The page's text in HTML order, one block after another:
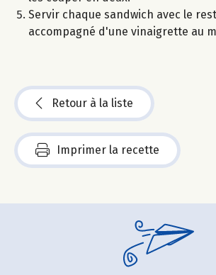
Servir chaque sandwich avec le
accompagné d'une vinaigrette au
Retour à la liste
Imprimer la recette